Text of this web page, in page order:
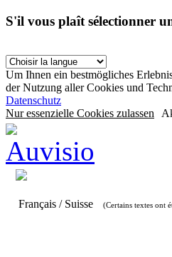
S'il vous plaît sélectionner
Um Ihnen ein bestmögliches
der Nutzung aller Cookies und
Datenschutz
Nur essenzielle Cookies zulassen
Français / Suisse (Certains textes ont